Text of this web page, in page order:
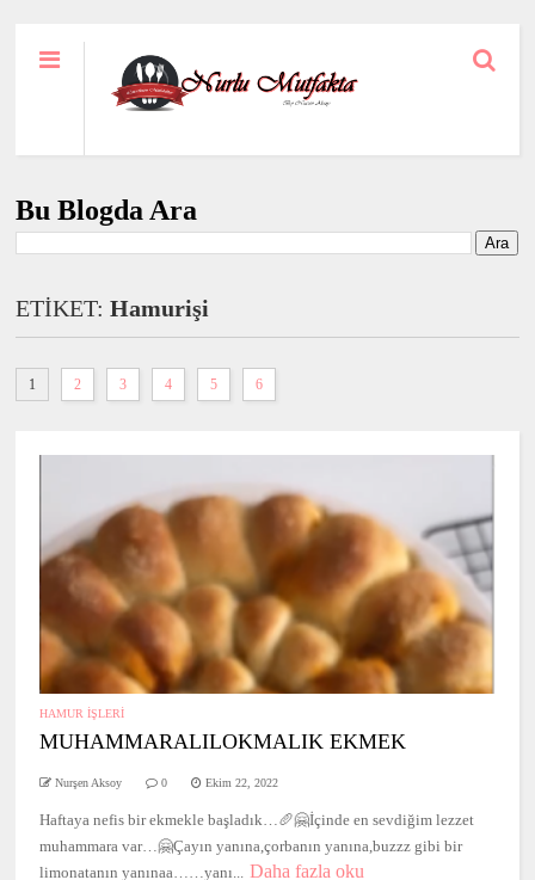
Bu Blogda Ara
ETİKET:Hamurişi
1 2 3 4 5 6
HAMUR İŞLERİ
MUHAMMARALILOKMALIK EKMEK
Nurşen Aksoy 0 Ekim 22, 2022
Haftaya nefis bir ekmekle başladık…🥖🤗İçinde en sevdiğim lezzet
muhammara var…🤗Çayın yanına,çorbanın yanına,buzzz gibi bir
limonatanın yanınaa……yanı... Daha fazla oku